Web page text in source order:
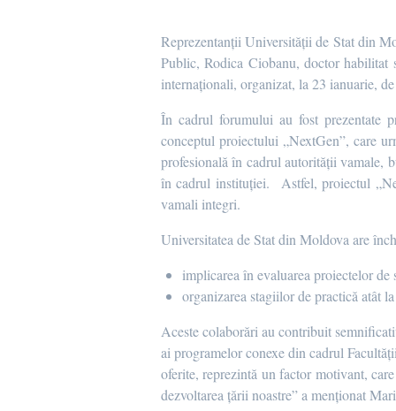
Reprezentanții Universității de Stat din
Public, Rodica Ciobanu, doctor habilitat
internaționali, organizat, la 23 ianuarie,
În cadrul forumului au fost prezentate
conceptul proiectului „NextGen”, care
profesională în cadrul autorității vamale,
în cadrul instituției. Astfel, proiectul
vamali integri.
Universitatea de Stat din Moldova are
implicarea în evaluarea proiectelor
organizarea stagiilor de practică atât
Aceste colaborări au contribuit
ai programelor conexe din cadrul
oferite, reprezintă un factor motivant,
dezvoltarea țării noastre” a menționat